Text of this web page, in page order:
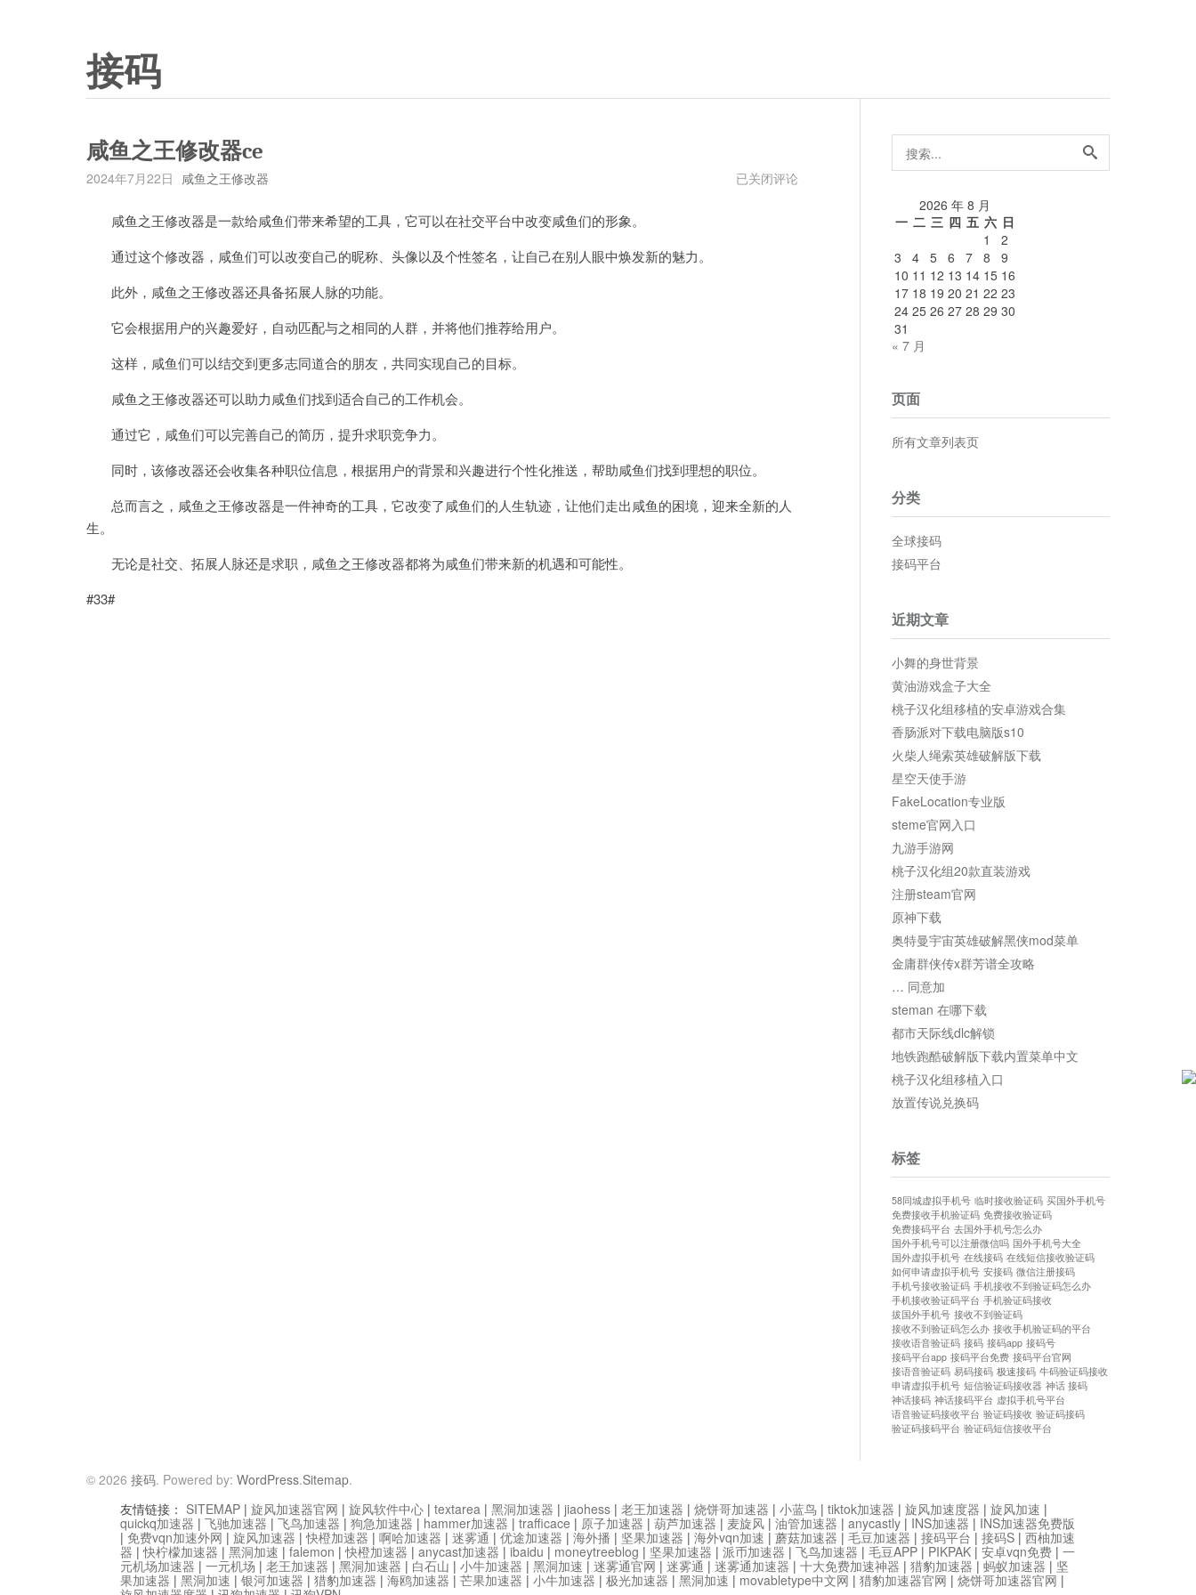
接码
咸鱼之王修改器ce
2024年7月22日 咸鱼之王修改器
咸
已关闭评论
咸鱼之王修改器是一款给咸鱼们带来希望的工具，它可以在社交平台中改变咸鱼们的形象。
通过这个修改器，咸鱼们可以改变自己的昵称、头像以及个性签名，让自己在别人眼中焕发新的魅力。
此外，咸鱼之王修改器还具备拓展人脉的功能。
它会根据用户的兴趣爱好，自动匹配与之相同的人群，并将他们推荐给用户。
这样，咸鱼们可以结交到更多志同道合的朋友，共同实现自己的目标。
咸鱼之王修改器还可以助力咸鱼们找到适合自己的工作机会。
通过它，咸鱼们可以完善自己的简历，提升求职竞争力。
同时，该修改器还会收集各种职位信息，根据用户的背景和兴趣进行个性化推送，帮助咸鱼们找到理想的职位。
总而言之，咸鱼之王修改器是一件神奇的工具，它改变了咸鱼们的人生轨迹，让他们走出咸鱼的困境，迎来全新的人
生。
无论是社交、拓展人脉还是求职，咸鱼之王修改器都将为咸鱼们带来新的机遇和可能性。
#33#
搜
索...
2026 年 8 月
一 二 三 四 五 六 日
1
2
3
4 5 6 7 8
9
10 11 12 13 14 15 16
17 18 19 20 21 22 23
24 25 26 27 28 29 30
31
« 7 月
页面
所有文章列表页
分类
全球接码
接码平台
近期文章
小舞的身世背景
黄油游戏盒子大全
桃子汉化组移植的安卓游戏合集
香肠派对下载电脑版s10
火柴人绳索英雄破解版下载
星空天使手游
FakeLocation专业版
steme官网入口
九游手游网
桃子汉化组20款直装游戏
注册steam官网
原神下载
奥特曼宇宙英雄破解黑侠mod菜单
金庸群侠传x群芳谱全攻略
… 同意加
steman 在哪下载
都市天际线dlc解锁
地铁跑酷破解版下载内置菜单中文
桃子汉化组移植入口
放置传说兑换码
标签
58同城虚拟手机号 临时接收验证码 买国外手机号
免费接收手机验证码 免费接收验证码
免费接码平台 去国外手机号怎么办
国外手机号可以注册微信吗 国外手机号大全
国外虚拟手机号 在线接码 在线短信接收验证码
如何申请虚拟手机号 安接码 微信注册接码
手机号接收验证码 手机接收不到验证码怎么办
手机接收验证码平台 手机验证码接收
拔国外手机号 接收不到验证码
接收不到验证码怎么办 接收手机验证码的平台
接收语音验证码 接码 接码app 接码号
接码平台app 接码平台免费 接码平台官网
接语音验证码 易码接码 极速接码 牛码验证码接收
申请虚拟手机号 短信验证码接收器 神话 接码
神话接码 神话接码平台 虚拟手机号平台
语音验证码接收平台 验证码接收 验证码接码
验证码接码平台 验证码短信接收平台
© 2026 接码. Powered by: WordPress.Sitemap.
友情链接： SITEMAP | 旋风加速器官网 | 旋风软件中心 | textarea | 黑洞加速器 | jiaohess | 老王加速器 | 烧饼哥加速器 | 小蓝鸟 | tiktok加速器 | 旋风加速度器 | 旋风加速 |
quickq加速器 | 飞驰加速器 | 飞鸟加速器 | 狗急加速器 | hammer加速器 | trafficace | 原子加速器 | 葫芦加速器 | 麦旋风 | 油管加速器 | anycastly | INS加速器 | INS加速器免费版
| 免费vqn加速外网 | 旋风加速器 |快橙加速器 | 啊哈加速器 | 迷雾通 | 优途加速器 | 海外播 | 坚果加速器 | 海外vqn加速 | 蘑菇加速器 | 毛豆加速器 | 接码平台 | 接码S | 西柚加速
器 |快柠檬加速器 | 黑洞加速 | falemon |快橙加速器 | anycast加速器 | ibaidu | moneytreeblog | 坚果加速器 | 派币加速器 | 飞鸟加速器 | 毛豆APP | PIKPAK | 安卓vqn免费 | 一
元机场加速器 | 一元机场 | 老王加速器 | 黑洞加速器 | 白石山 | 小牛加速器 | 黑洞加速 | 迷雾通官网 | 迷雾通 | 迷雾通加速器 | 十大免费加速神器 | 猎豹加速器 | 蚂蚁加速器 | 坚
果加速器 | 黑洞加速 | 银河加速器 | 猎豹加速器 | 海鸥加速器 | 芒果加速器 | 小牛加速器 | 极光加速器 | 黑洞加速 | movabletype中文网 | 猎豹加速器官网 | 烧饼哥加速器官网 |